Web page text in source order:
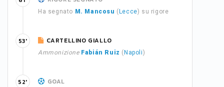
Ha segnato M. Mancosu ( Lecce) su rigore
CARTELLINO GIALLO
Ammonizione Fabián Ruiz ( Napoli)
53'
GOAL
52'